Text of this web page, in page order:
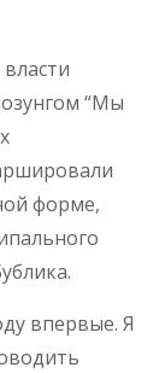
“Мы
форме,
впервые. Я